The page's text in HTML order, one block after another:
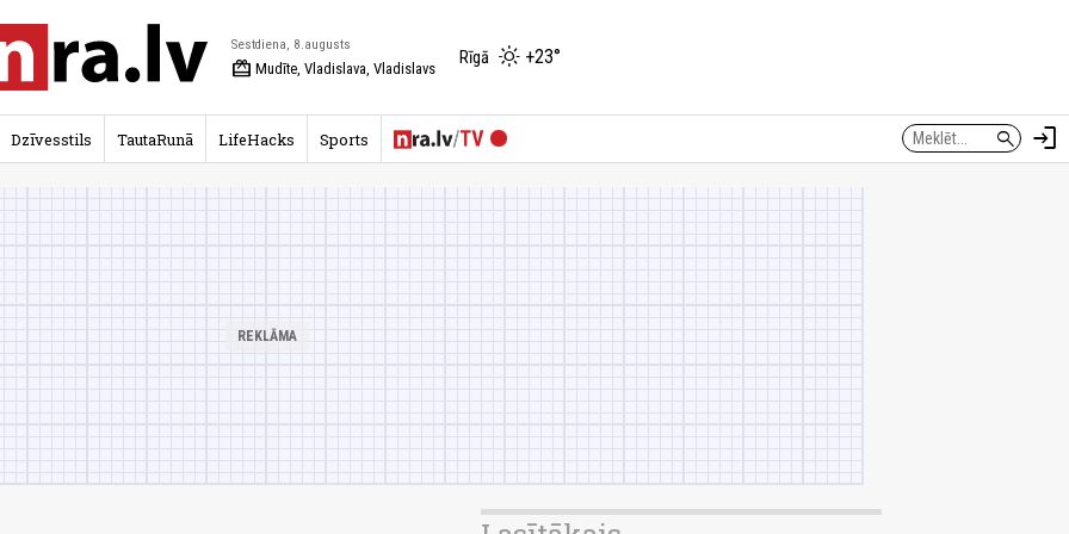
Sestdiena, 8.augusts
redeem Mudīte, Vladislava, Vladislavs
Rīgā +23°
search login
Dzīvesstils TautaRunā LifeHacks Sports